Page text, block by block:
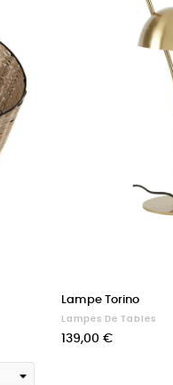
Lampe Torino
Lampes De Tables
Prix
139,00 €